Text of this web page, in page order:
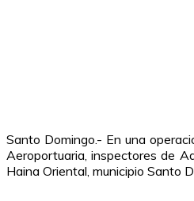
Santo Domingo.- En una
Aeroportuaria, inspectores de
Haina Oriental, municipio Santo